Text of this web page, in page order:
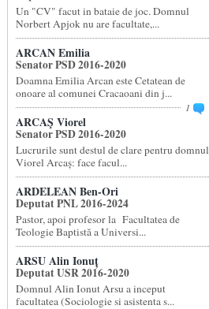
Un "CV" facut in bataie de joc. Domnul
Norbert Apjok nu are facultate,...
ARCAN Emilia
Senator PSD 2016-2020
Doamna Emilia Arcan este Cetatean de
onoare al comunei Cracaoani din j...
1
ARCAŞ Viorel
Senator PSD 2016-2020
Lucrurile sunt destul de clare pentru domnul
Viorel Arcaș: face facul...
ARDELEAN Ben-Ori
Deputat PNL 2016-2024
Pastor, apoi profesor la Facultatea de
Teologie Baptistă a Universi...
ARSU Alin Ionuț
Deputat USR 2016-2020
Domnul Alin Ionut Arsu a inceput
facultatea (Sociologie si asistenta s...